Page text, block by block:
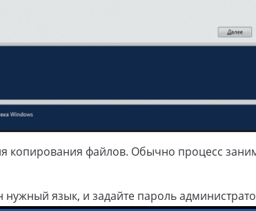
копирования файлов. Обычно процесс
нужный язык, и задайте пароль